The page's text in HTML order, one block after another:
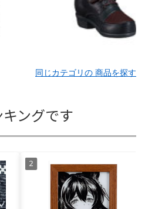
同じカテゴリの 商品を探す
ングです